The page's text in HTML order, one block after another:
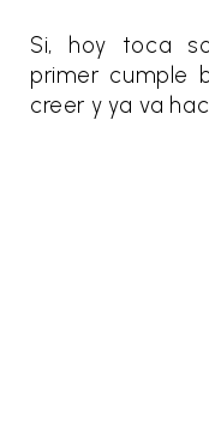
Si, hoy toca
primer cumple
creer y ya va